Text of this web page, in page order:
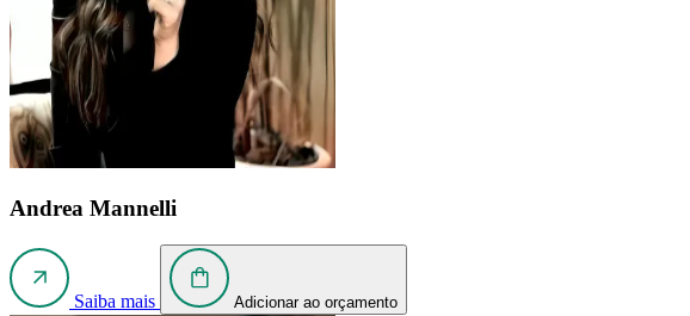
Andrea Mannelli
Saiba mais Adicionar ao orçamento